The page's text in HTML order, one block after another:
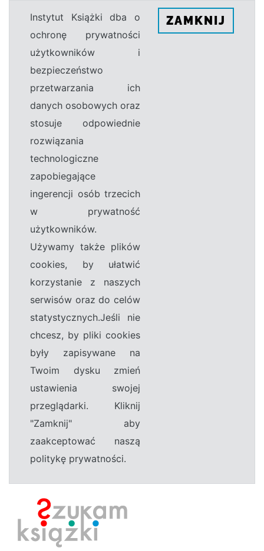
Instytut Książki dba o
ochronę prywatności
użytkowników i
bezpieczeństwo
przetwarzania ich
danych osobowych oraz
stosuje odpowiednie
rozwiązania
technologiczne
zapobiegające
ingerencji osób trzecich
w prywatność
użytkowników.
Używamy także plików
cookies, by ułatwić
korzystanie z naszych
serwisów oraz do celów
statystycznych.Jeśli nie
chcesz, by pliki cookies
były zapisywane na
Twoim dysku zmień
ustawienia swojej
przeglądarki. Kliknij
"Zamknij" aby
zaakceptować naszą
politykę prywatności.
ZAMKNIJ